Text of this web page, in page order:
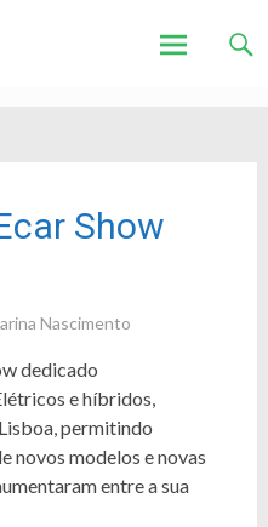
Show
Nascimento
dedicado
e híbridos,
permitindo
novos modelos e novas
entre a sua